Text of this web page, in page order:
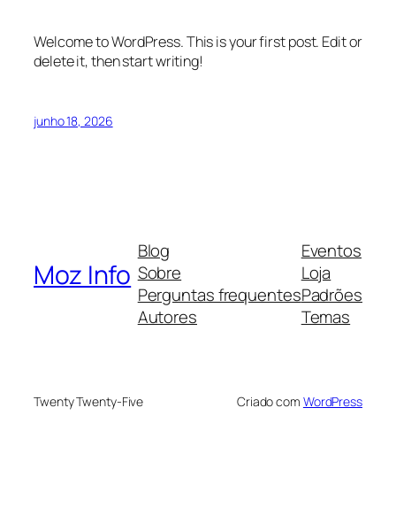
Welcome to WordPress. This is your first post. Edit or
delete it, then start writing!
junho 18, 2026
Moz Info
Blog
Sobre
Perguntas frequentes
Autores
Eventos
Loja
Padrões
Temas
Twenty Twenty-Five Criado com WordPress